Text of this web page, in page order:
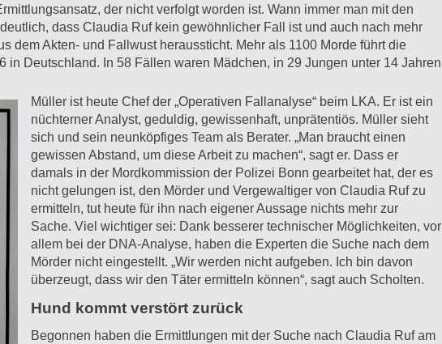
der nicht verfolgt worden ist. Wann immer man mit den
dass Claudia Ruf kein gewöhnlicher Fall ist und auch nach mehr
dem Akten- und Fallwust heraussticht. Mehr als 1100 Morde führt die
in Deutschland. In 58 Fällen waren Mädchen, in 29 Jungen unter 14 Jahren
Müller ist heute Chef der „Operativen Fallanalyse“ beim LKA. Er ist ein
nüchterner Analyst, geduldig, gewissenhaft, unprätentiös. Müller sieht
sich und sein neunköpfiges Team als Berater. „Man braucht einen
gewissen Abstand, um diese Arbeit zu machen“, sagt er. Dass er
damals in der Mordkommission der Polizei Bonn gearbeitet hat, der es
nicht gelungen ist, den Mörder und Vergewaltiger von Claudia Ruf zu
ermitteln, tut heute für ihn nach eigener Aussage nichts mehr zur
Sache. Viel wichtiger sei: Dank besserer technischer Möglichkeiten, vor
allem bei der DNA-Analyse, haben die Experten die Suche nach dem
Mörder nicht eingestellt. „Wir werden nicht aufgeben. Ich bin davon
überzeugt, dass wir den Täter ermitteln können“, sagt auch Scholten.
Hund kommt verstört zurück
Begonnen haben die Ermittlungen mit der Suche nach Claudia Ruf am